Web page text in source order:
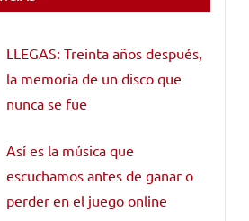
LLEGAS: Treinta años después,
la memoria de un disco que
nunca se fue
Así es la música que
escuchamos antes de ganar o
perder en el juego online